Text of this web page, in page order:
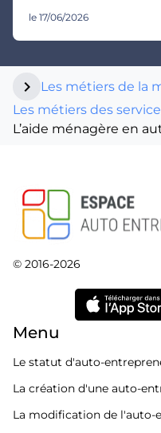
le 17/06/2026
chevron_right Les métiers de la
Les métiers des
L’aide ménagère en
© 2016-2026
Menu
Le statut d'auto-
La création d'une auto-
La modification de l'auto-